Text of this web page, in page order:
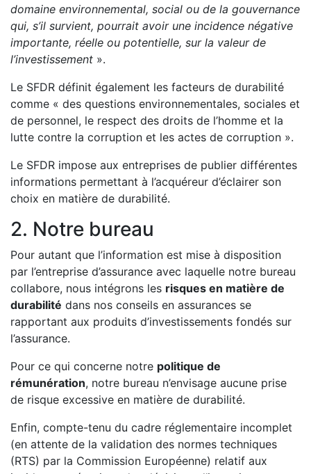
domaine environnemental, social ou de la gouvernance
qui, s’il survient, pourrait avoir une incidence négative
importante, réelle ou potentielle, sur la valeur de
l’investissement ».
Le SFDR définit également les facteurs de durabilité
comme « des questions environnementales, sociales et
de personnel, le respect des droits de l’homme et la
lutte contre la corruption et les actes de corruption ».
Le SFDR impose aux entreprises de publier différentes
informations permettant à l’acquéreur d’éclairer son
choix en matière de durabilité.
2. Notre bureau
Pour autant que l’information est mise à disposition
par l’entreprise d’assurance avec laquelle notre bureau
collabore, nous intégrons les risques en matière de
durabilité dans nos conseils en assurances se
rapportant aux produits d’investissements fondés sur
l’assurance.
Pour ce qui concerne notre politique de
rémunération, notre bureau n’envisage aucune prise
de risque excessive en matière de durabilité.
Enfin, compte-tenu du cadre réglementaire incomplet
(en attente de la validation des normes techniques
(RTS) par la Commission Européenne) relatif aux